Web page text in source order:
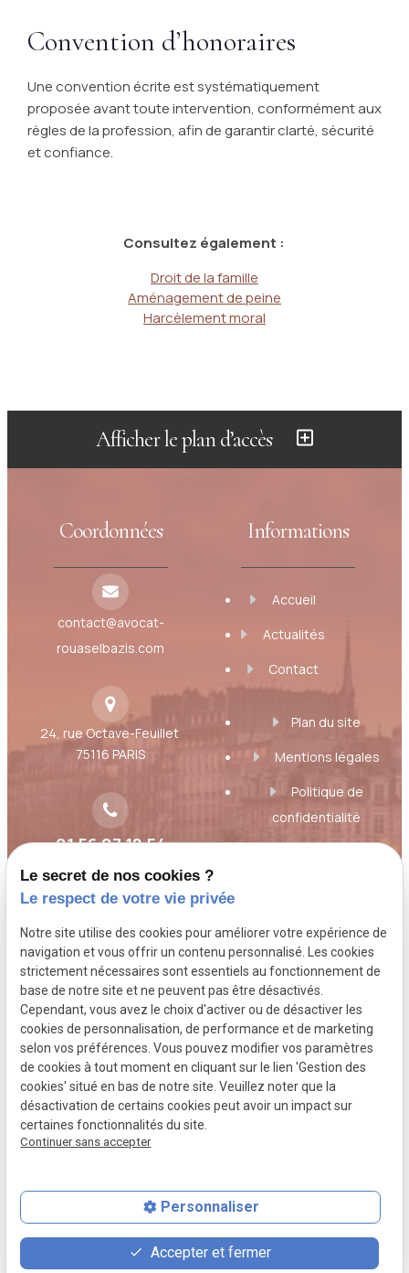
Convention d’honoraires
Une convention écrite est systématiquement
proposée avant toute intervention, conformément aux
règles de la profession, afin de garantir clarté, sécurité
et confiance.
Consultez également :
Droit de la famille
Aménagement de peine
Harcèlement moral
Afficher le plan d’accès
Coordonnées
contact@avocat-
rouaselbazis.com
24, rue Octave-Feuillet
75116 PARIS
01 56 07 18 54
Informations
Accueil
Actualités
Contact
Plan du site
Mentions légales
Politique de
confidentialité
Gestion des cookies
A propos
Toujours à l'écoute des besoins et des
inquiétudes du client, Maître Florence Rouas,
avocat au Barreau de Paris, étudie votre
dossier, vous donne son point de vue de
praticien du droit et vous conseille.
place contact_page
Contact
phone
01 56 07 18 54
Le secret de nos cookies ?
Le respect de votre vie privée
Notre site utilise des cookies pour améliorer votre expérience de
navigation et vous offrir un contenu personnalisé. Les cookies
strictement nécessaires sont essentiels au fonctionnement de
base de notre site et ne peuvent pas être désactivés.
Cependant, vous avez le choix d'activer ou de désactiver les
cookies de personnalisation, de performance et de marketing
selon vos préférences. Vous pouvez modifier vos paramètres
de cookies à tout moment en cliquant sur le lien 'Gestion des
cookies' situé en bas de notre site. Veuillez noter que la
désactivation de certains cookies peut avoir un impact sur
certaines fonctionnalités du site.
Continuer sans accepter
Personnaliser
Accepter et fermer